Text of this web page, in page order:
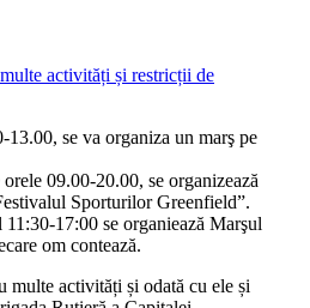
se va organiza un marş pe
09.00-20.00, se organizează
Sporturilor Greenfield”.
17:00 se organiează Marşul
om contează.
multe activități și odată cu ele și